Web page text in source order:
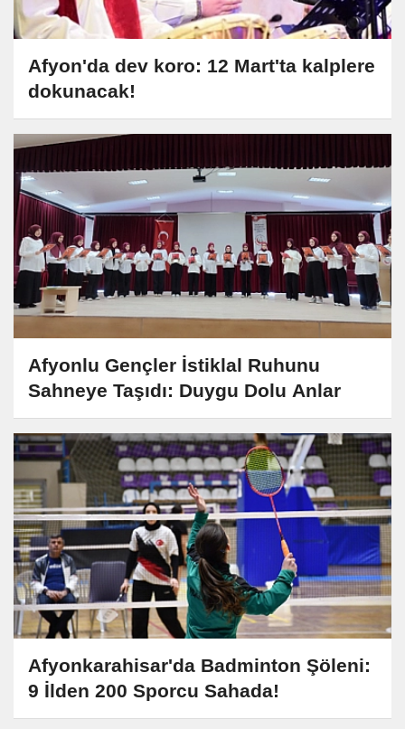
Afyon'da dev koro: 12 Mart'ta kalplere
dokunacak!
Afyonlu Gençler İstiklal Ruhunu
Sahneye Taşıdı: Duygu Dolu Anlar
Afyonkarahisar'da Badminton Şöleni:
9 İlden 200 Sporcu Sahada!